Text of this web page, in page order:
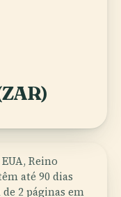
Reino
até 90 dias
2 páginas em